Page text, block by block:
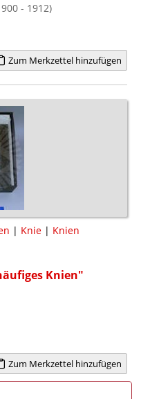
- 1912)
Zum Merkzettel hinzufügen
| Knie | Knien
Knien"
Zum Merkzettel hinzufügen